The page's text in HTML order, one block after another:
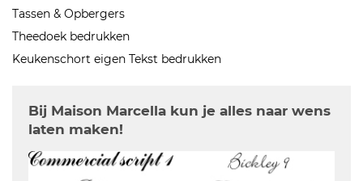
Tassen & Opbergers
Theedoek bedrukken
Keukenschort eigen Tekst bedrukken
Bij Maison Marcella kun je alles naar wens
laten maken!